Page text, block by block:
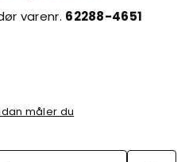
varenr. 62288-4651
måler du